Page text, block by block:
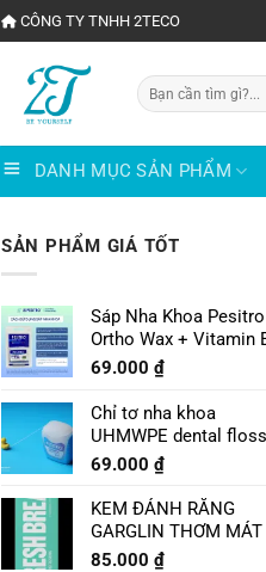
CÔNG TY TNHH 2TECO
Tìm
kiếm:
DANH MỤC SẢN PHẨM
SẢN PHẨM GIÁ TỐT
Sáp Nha Khoa Pesitro
Ortho Wax + Vitamin
69.000 ₫
Chỉ tơ nha khoa
UHMWPE dental floss
69.000 ₫
KEM ĐÁNH RĂNG
GARGLIN THƠM MÁT
CHANH LIME MINT
85.000 ₫